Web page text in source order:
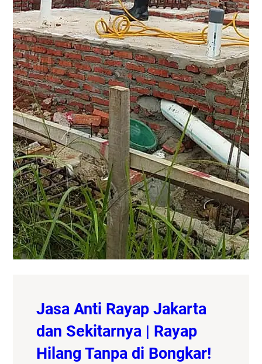
Jasa Anti Rayap Jakarta
dan Sekitarnya | Rayap
Hilang Tanpa di Bongkar!